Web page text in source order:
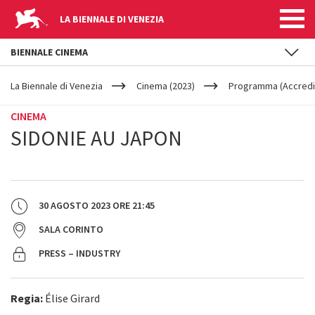
LA BIENNALE DI VENEZIA
YOUR
ARE
La Biennale di Venezia Cinema (2023) Programma
CINEMA
SIDONIE AU JAPON
30 AGOSTO 2023 ORE 21:45
SALA CORINTO
PRESS – INDUSTRY
Regia: Élise Girard
BIENNALE CINEMA